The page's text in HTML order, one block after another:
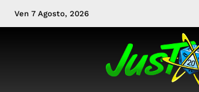
Ven 7 Agosto, 2026